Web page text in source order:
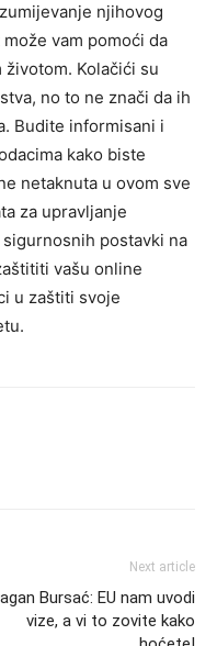
njihovog
vam pomoći da
Kolačići su
no to ne znači da ih
Budite informisani i
kako biste
netaknuta u ovom sve
za upravljanje
postavki na
vašu online
u zaštiti svoje
Next article
Bursać: EU nam uvodi
vize, a vi to zovite kako